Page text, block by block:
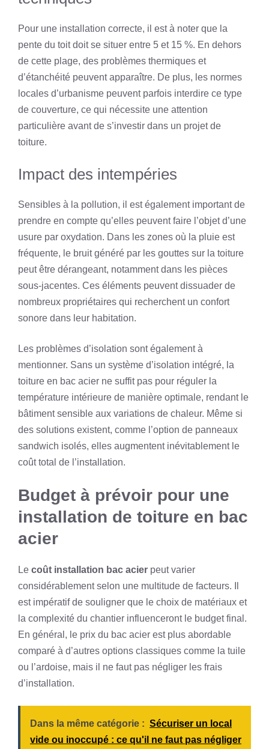
Pour une installation correcte, il est à noter que la
pente du toit doit se situer entre 5 et 15 %. En dehors
de cette plage, des problèmes thermiques et
d’étanchéité peuvent apparaître. De plus, les normes
locales d’urbanisme peuvent parfois interdire ce type
de couverture, ce qui nécessite une attention
particulière avant de s’investir dans un projet de
toiture.
Impact des intempéries
Sensibles à la pollution, il est également important de
prendre en compte qu’elles peuvent faire l’objet d’une
usure par oxydation. Dans les zones où la pluie est
fréquente, le bruit généré par les gouttes sur la toiture
peut être dérangeant, notamment dans les pièces
sous-jacentes. Ces éléments peuvent dissuader de
nombreux propriétaires qui recherchent un confort
sonore dans leur habitation.
Les problèmes d’isolation sont également à
mentionner. Sans un système d’isolation intégré, la
toiture en bac acier ne suffit pas pour réguler la
température intérieure de manière optimale, rendant le
bâtiment sensible aux variations de chaleur. Même si
des solutions existent, comme l’option de panneaux
sandwich isolés, elles augmentent inévitablement le
coût total de l’installation.
Budget à prévoir pour une
installation de toiture en bac
acier
Le coût installation bac acier peut varier
considérablement selon une multitude de facteurs. Il
est impératif de souligner que le choix de matériaux et
la complexité du chantier influenceront le budget final.
En général, le prix du bac acier est plus abordable
comparé à d’autres options classiques comme la tuile
ou l’ardoise, mais il ne faut pas négliger les frais
d’installation.
Dans la même catégorie : Sécuriser un local
vide ou inoccupé : ce qu'il ne faut pas négliger